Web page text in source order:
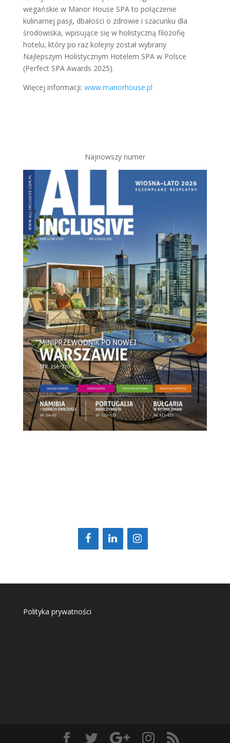
wegańskie w Manor House SPA to połączenie
kulinarnej pasji, dbałości o zdrowie i szacunku dla
środowiska, wpisujące się w holistyczną filozofię
hotelu, który po raz kolejny został wybrany
Najlepszym Holistycznym Hotelem SPA w Polsce
(Perfect SPA Awards 2025).
Więcej informacji: www.manorhouse.pl
Najnowszy numer
Polityka prywatności